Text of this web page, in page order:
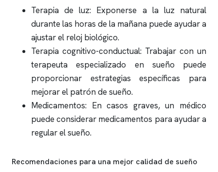
Terapia de luz: Exponerse a la luz natural
durante las horas de la mañana puede ayudar a
ajustar el reloj biológico.
Terapia cognitivo-conductual: Trabajar con un
terapeuta especializado en sueño puede
proporcionar estrategias específicas para
mejorar el patrón de sueño.
Medicamentos: En casos graves, un médico
puede considerar medicamentos para ayudar a
regular el sueño.
Recomendaciones para una mejor calidad de sueño